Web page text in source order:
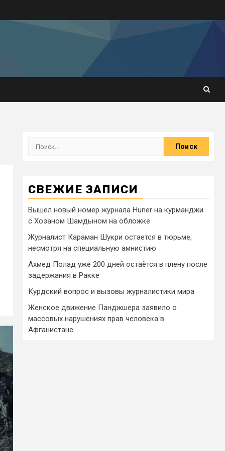
СВЕЖИЕ ЗАПИСИ
Вышел новый номер журнала Huner на курманджи
с Хозаном Шамдыном на обложке
Журналист Караман Шукри остается в тюрьме,
несмотря на специальную амнистию
Ахмед Полад уже 200 дней остаётся в плену после
задержания в Ракке
Курдский вопрос и вызовы журналистики мира
Женское движение Панджшера заявило о
массовых нарушениях прав человека в
Афганистане